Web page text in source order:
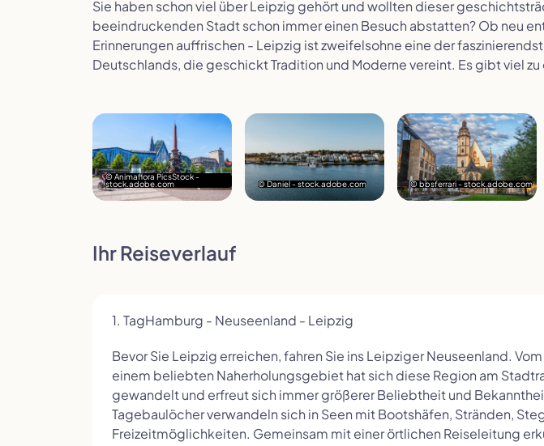
Sie haben schon viel über Leipzig gehört und wollten dieser
beeindruckenden Stadt schon immer einen Besuch abstatten? Ob neu
Erinnerungen auffrischen - Leipzig ist zweifelsohne eine der
Deutschlands, die geschickt Tradition und Moderne vereint. Es gibt viel
© Animaflora PicsStock -
stock.adobe.com © Daniel - stock.adobe.com © bbsferrari - stock.adobe.com
Ihr Reiseverlauf
1. TagHamburg - Neuseenland - Leipzig
Bevor Sie Leipzig erreichen, fahren Sie ins Leipziger Neuseenland.
einem beliebten Naherholungsgebiet hat sich diese Region am
gewandelt und erfreut sich immer größerer Beliebtheit und
Tagebaulöcher verwandeln sich in Seen mit Bootshäfen, Stränden,
Freizeitmöglichkeiten. Gemeinsam mit einer örtlichen Reiseleitung